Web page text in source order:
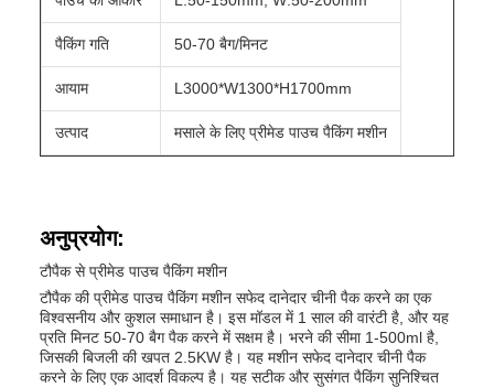
पैकिंग गति 50-70 बैग/मिनट
आयाम L3000*W1300*H1700mm
उत्पाद मसाले के लिए प्रीमेड पाउच पैकिंग मशीन
अनुप्रयोग:
टौपैक से प्रीमेड पाउच पैकिंग मशीन
टौपैक की प्रीमेड पाउच पैकिंग मशीन सफेद दानेदार चीनी पैक करने का एक
विश्वसनीय और कुशल समाधान है। इस मॉडल में 1 साल की वारंटी है, और यह
प्रति मिनट 50-70 बैग पैक करने में सक्षम है। भरने की सीमा 1-500ml है,
जिसकी बिजली की खपत 2.5KW है। यह मशीन सफेद दानेदार चीनी पैक
करने के लिए एक आदर्श विकल्प है। यह सटीक और सुसंगत पैकिंग सुनिश्चित